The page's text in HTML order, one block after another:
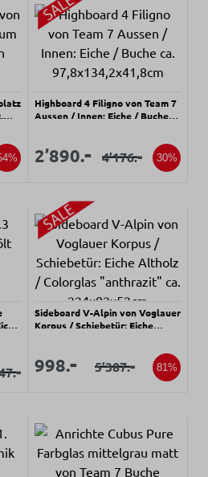
Highboard 4 Filigno von Team 7
Aussen / Innen: Eiche / Buche
Verkaufspreis:
Verkaufspreis:
2’890.- Regulärer Preis:
4’176.- 30%
Preis:
-
Sideboard V-Alpin von Voglauer
Korpus / Schiebetür: Eiche
Verkaufspreis:
Verkaufspreis:
998.- Regulärer Preis:
5’387.- 81%